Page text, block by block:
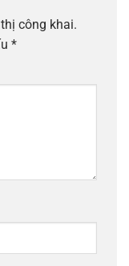
công khai.
*